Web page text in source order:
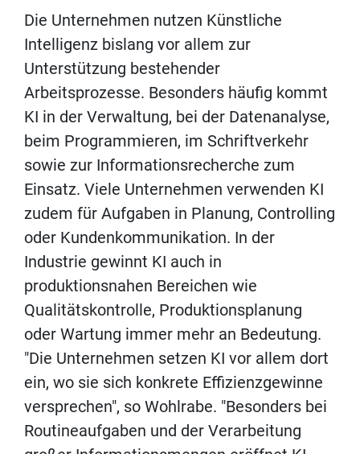
Die Unternehmen nutzen Künstliche
Intelligenz bislang vor allem zur
Unterstützung bestehender
Arbeitsprozesse. Besonders häufig kommt
KI in der Verwaltung, bei der Datenanalyse,
beim Programmieren, im Schriftverkehr
sowie zur Informationsrecherche zum
Einsatz. Viele Unternehmen verwenden KI
zudem für Aufgaben in Planung, Controlling
oder Kundenkommunikation. In der
Industrie gewinnt KI auch in
produktionsnahen Bereichen wie
Qualitätskontrolle, Produktionsplanung
oder Wartung immer mehr an Bedeutung.
"Die Unternehmen setzen KI vor allem dort
ein, wo sie sich konkrete Effizienzgewinne
versprechen", so Wohlrabe. "Besonders bei
Routineaufgaben und der Verarbeitung